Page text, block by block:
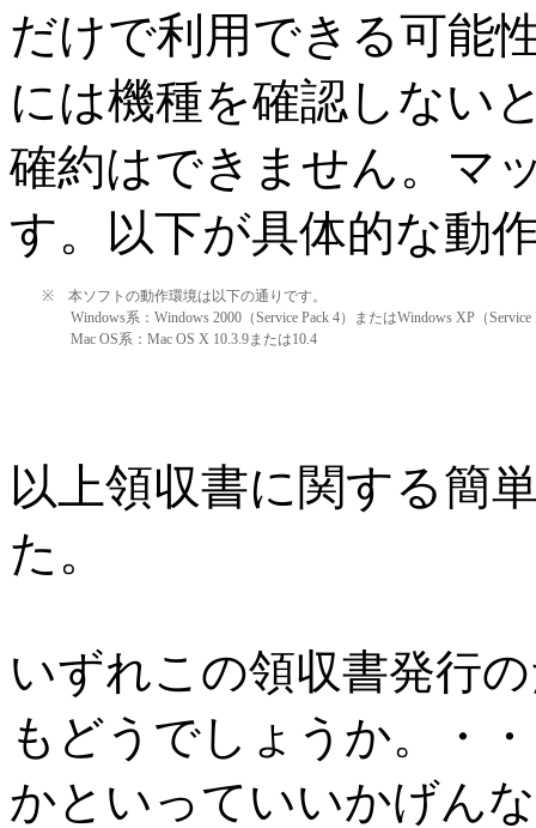
だけで利用できる可能
には機種を確認しない
確約はできません。マ
す。以下が具体的な動
※
本ソフトの動作環境は以下の通りです。
Windows系： Windows 2000 （Service Pack 4）またはWindows XP （Service
Mac OS系： Mac OS X 10.3.9または10.4
以上領収書に関する簡
た。
いずれこの領収書発行
もどうでしょうか。・・
かといっていいかげん